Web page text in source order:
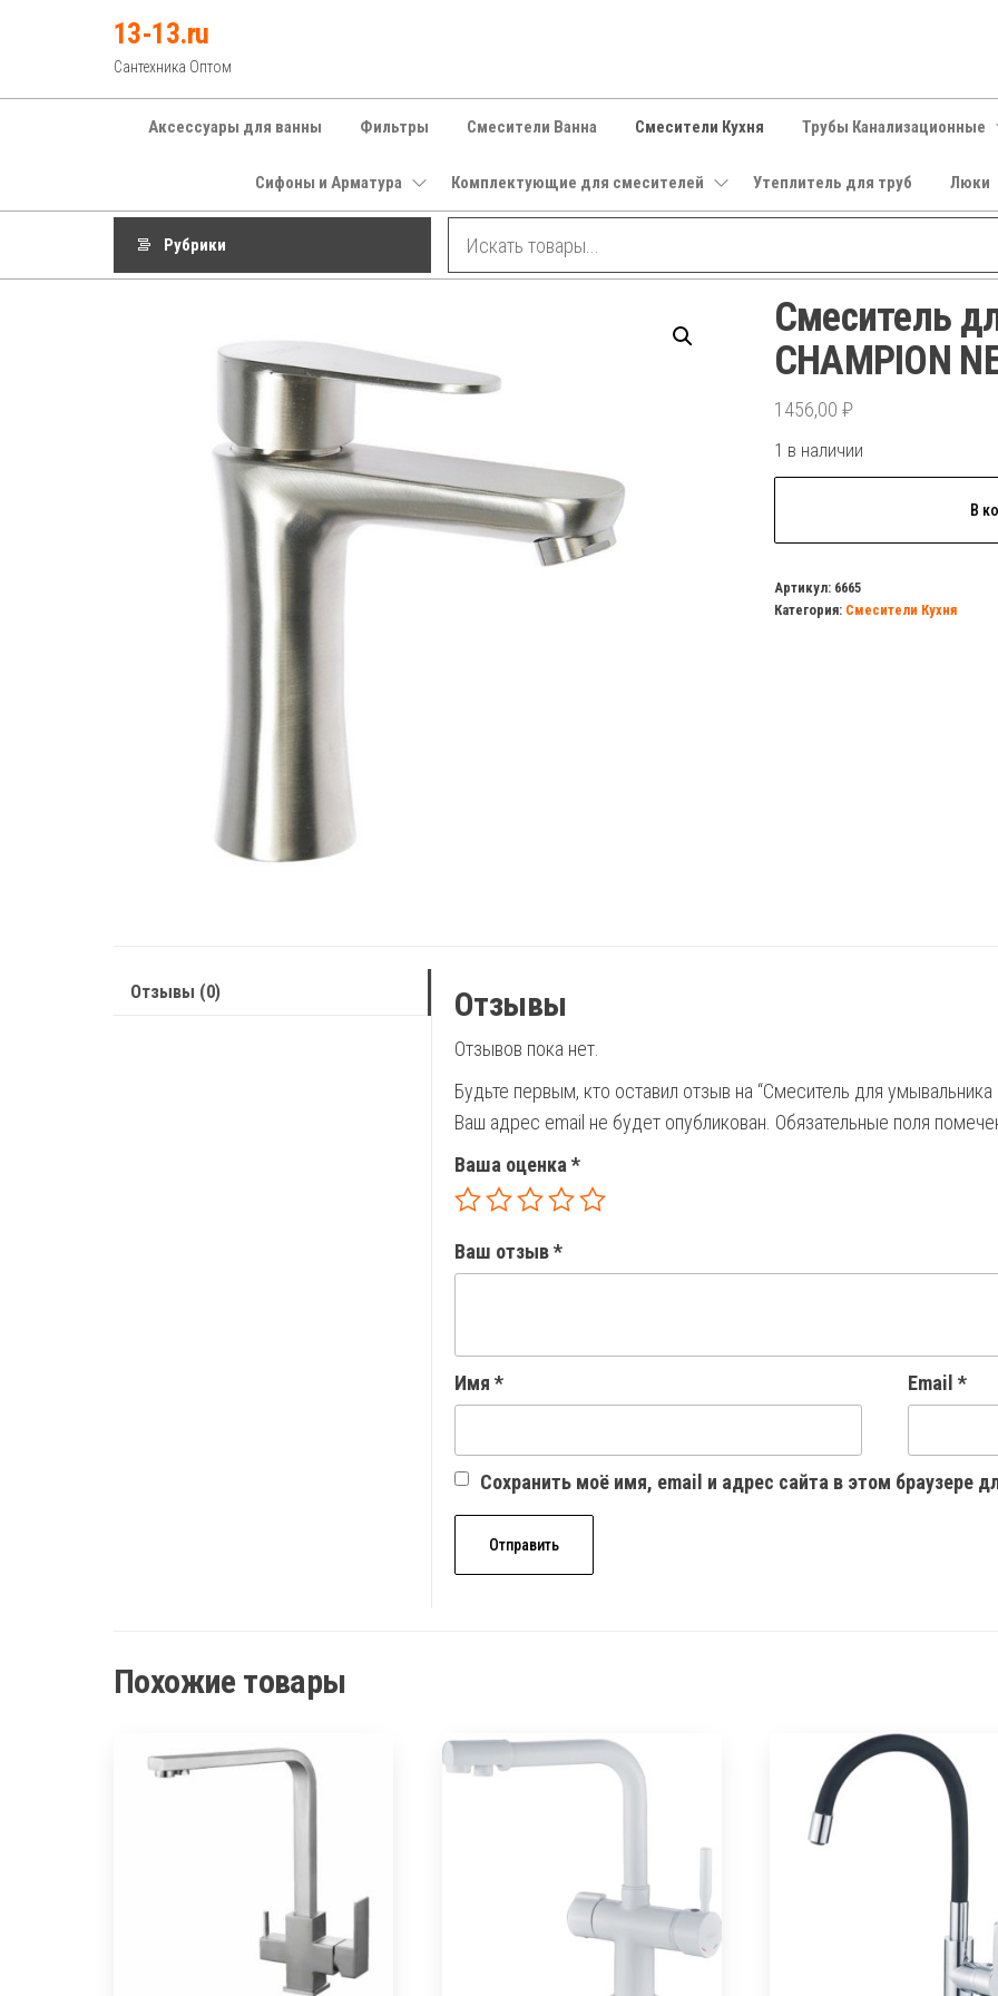
13-13.ru
Сантехника Оптом
Аксессуары для ванны Фильтры Смесители Ванна Смесители Кухня Трубы Канализационные
Сифоны и Арматура Комплектующие для смесителей Утеплитель для труб Люки
Рубрики
Смеситель
CHAMPION
1456,00 ₽
1 в наличии
для
умывальника
В
Артикул: 6665
Категория: Смесители Кухня
Отзывы (0) Отзывы
Отзывов пока нет.
Будьте первым, кто оставил отзыв на “Смеситель для
Ваш адрес email не будет опубликован. Обязательные поля
Ваша оценка *
Ваш отзыв*
Имя * Email *
Сохранить моё имя, email и адрес сайта в этом браузере
Похожие товары